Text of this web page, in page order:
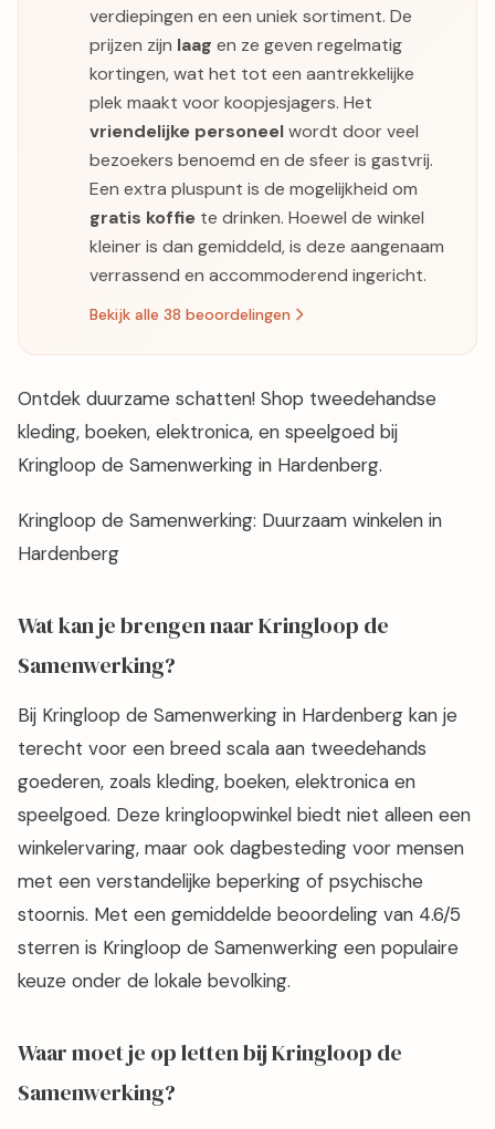
verdiepingen en een uniek sortiment. De
prijzen zijn laag en ze geven regelmatig
kortingen, wat het tot een aantrekkelijke
plek maakt voor koopjesjagers. Het
vriendelijke personeelwordt door veel
bezoekers benoemd en de sfeer is gastvrij.
Een extra pluspunt is de mogelijkheid om
gratis koffie te drinken. Hoewel de winkel
kleiner is dan gemiddeld, is deze aangenaam
verrassend en accommoderend ingericht.
Bekijk alle 38 beoordelingen
Ontdek duurzame schatten! Shop tweedehandse
kleding, boeken, elektronica, en speelgoed bij
Kringloop de Samenwerking in Hardenberg.
Kringloop de Samenwerking: Duurzaam winkelen in
Hardenberg
Wat kan je brengen naar Kringloop de
Samenwerking?
Bij Kringloop de Samenwerking in Hardenberg kan je
terecht voor een breed scala aan tweedehands
goederen, zoals kleding, boeken, elektronica en
speelgoed. Deze kringloopwinkel biedt niet alleen een
winkelervaring, maar ook dagbesteding voor mensen
met een verstandelijke beperking of psychische
stoornis. Met een gemiddelde beoordeling van 4.6/5
sterren is Kringloop de Samenwerking een populaire
keuze onder de lokale bevolking.
Waar moet je op letten bij Kringloop de
Samenwerking?